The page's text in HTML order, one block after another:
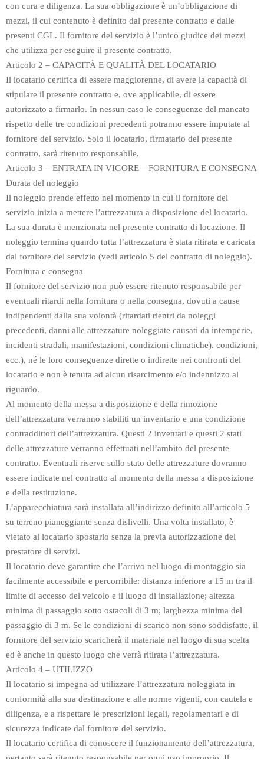
con cura e diligenza. La sua obbligazione è un’obbligazione di
mezzi, il cui contenuto è definito dal presente contratto e dalle
presenti CGL. Il fornitore del servizio è l’unico giudice dei mezzi
che utilizza per eseguire il presente contratto.
Articolo 2 – CAPACITÀ E QUALITÀ DEL LOCATARIO
Il locatario certifica di essere maggiorenne, di avere la capacità di
stipulare il presente contratto e, ove applicabile, di essere
autorizzato a firmarlo. In nessun caso le conseguenze del mancato
rispetto delle tre condizioni precedenti potranno essere imputate al
fornitore del servizio. Solo il locatario, firmatario del presente
contratto, sarà ritenuto responsabile.
Articolo 3 – ENTRATA IN VIGORE – FORNITURA E CONSEGNA
Durata del noleggio
Il noleggio prende effetto nel momento in cui il fornitore del
servizio inizia a mettere l’attrezzatura a disposizione del locatario.
La sua durata è menzionata nel presente contratto di locazione. Il
noleggio termina quando tutta l’attrezzatura è stata ritirata e caricata
dal fornitore del servizio (vedi articolo 5 del contratto di noleggio).
Fornitura e consegna
Il fornitore del servizio non può essere ritenuto responsabile per
eventuali ritardi nella fornitura o nella consegna, dovuti a cause
indipendenti dalla sua volontà (ritardati rientri da noleggi
precedenti, danni alle attrezzature noleggiate causati da intemperie,
incidenti stradali, manifestazioni, condizioni climatiche). condizioni,
ecc.), né le loro conseguenze dirette o indirette nei confronti del
locatario e non è tenuta ad alcun risarcimento e/o indennizzo al
riguardo.
Al momento della messa a disposizione e della rimozione
dell’attrezzatura verranno stabiliti un inventario e una condizione
contraddittori dell’attrezzatura. Questi 2 inventari e questi 2 stati
delle attrezzature verranno effettuati nell’ambito del presente
contratto. Eventuali riserve sullo stato delle attrezzature dovranno
essere indicate nel contratto al momento della messa a disposizione
e della restituzione.
L’apparecchiatura sarà installata all’indirizzo definito all’articolo 5
su terreno pianeggiante senza dislivelli. Una volta installato, è
vietato al locatario spostarlo senza la previa autorizzazione del
prestatore di servizi.
Il locatario deve garantire che l’arrivo nel luogo di montaggio sia
facilmente accessibile e percorribile: distanza inferiore a 15 m tra il
limite di accesso del veicolo e il luogo di installazione; altezza
minima di passaggio sotto ostacoli di 3 m; larghezza minima del
passaggio di 3 m. Se le condizioni di scarico non sono soddisfatte, il
fornitore del servizio scaricherà il materiale nel luogo di sua scelta
ed è anche in questo luogo che verrà ritirata l’attrezzatura.
Articolo 4 – UTILIZZO
Il locatario si impegna ad utilizzare l’attrezzatura noleggiata in
conformità alla sua destinazione e alle norme vigenti, con cautela e
diligenza, e a rispettare le prescrizioni legali, regolamentari e di
sicurezza indicate dal fornitore del servizio.
Il locatario certifica di conoscere il funzionamento dell’attrezzatura,